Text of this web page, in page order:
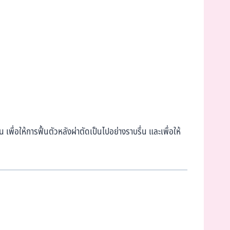
พื่อให้การฟื้นตัวหลังผ่าตัดเป็นไปอย่างราบรื่น และเพื่อให้